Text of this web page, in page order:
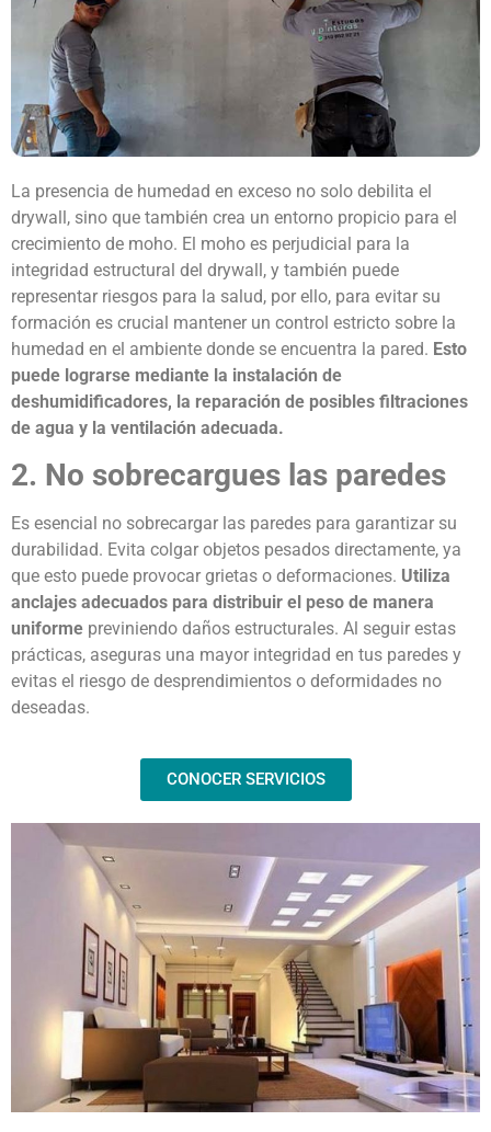
La presencia de humedad en exceso no solo debilita el
drywall, sino que también crea un entorno propicio para el
crecimiento de moho. El moho es perjudicial para la
integridad estructural del drywall, y también puede
representar riesgos para la salud, por ello, para evitar su
formación es crucial mantener un control estricto sobre la
humedad en el ambiente donde se encuentra la pared. Esto
puede lograrse mediante la instalación de
deshumidificadores, la reparación de posibles filtraciones
de agua y la ventilación adecuada.
2. No sobrecargues las paredes
Es esencial no sobrecargar las paredes para garantizar su
durabilidad. Evita colgar objetos pesados directamente, ya
que esto puede provocar grietas o deformaciones. Utiliza
anclajes adecuados para distribuir el peso de manera
uniforme previniendo daños estructurales. Al seguir estas
prácticas, aseguras una mayor integridad en tus paredes y
evitas el riesgo de desprendimientos o deformidades no
deseadas.
CONOCER SERVICIOS